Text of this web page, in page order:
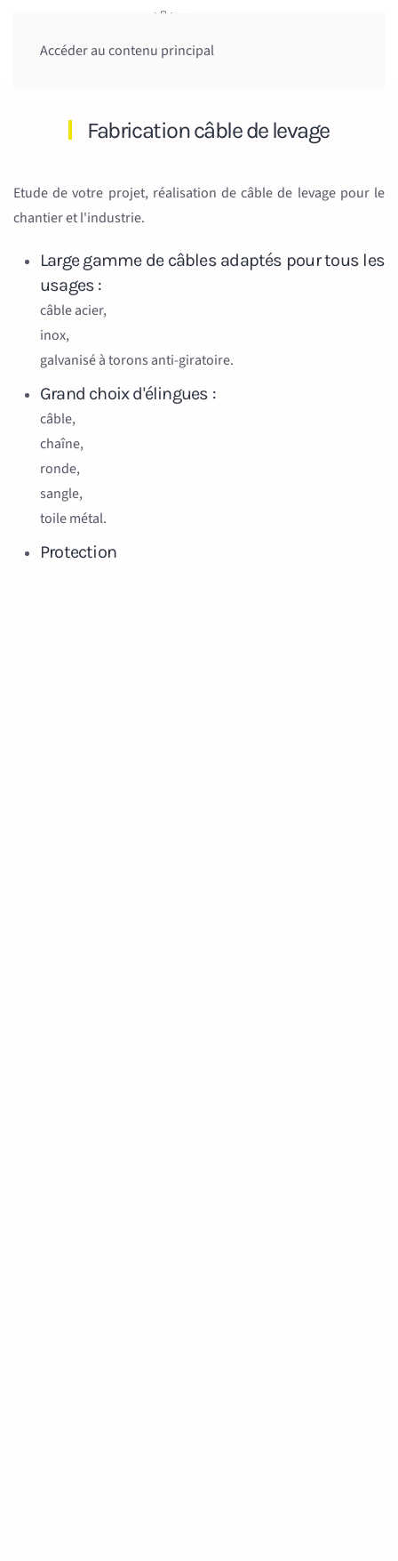
Accéder au contenu principal
Fabrication câble de levage
Etude de votre projet, réalisation de câble de levage pour le
chantier et l'industrie.
Large gamme de câbles adaptés pour tous les
usages :
câble acier,
inox,
galvanisé à torons anti-giratoire.
Grand choix d'élingues :
câble,
chaîne,
ronde,
sangle,
toile métal.
Protection